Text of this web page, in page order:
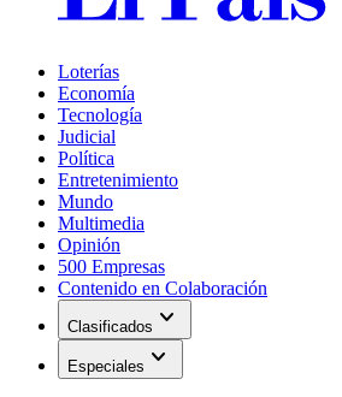
Loterías
Economía
Tecnología
Judicial
Política
Entretenimiento
Mundo
Multimedia
Opinión
500 Empresas
Contenido en Colaboración
Clasificados expand_more
Especiales expand_more